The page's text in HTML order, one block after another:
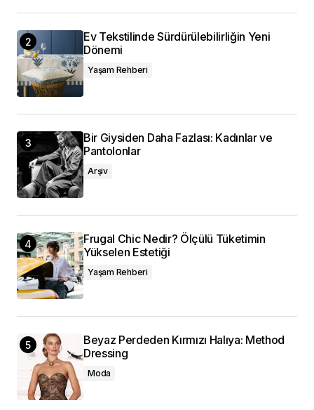
Ev Tekstilinde Sürdürülebilirliğin Yeni
Dönemi
Yaşam Rehberi
Bir Giysiden Daha Fazlası: Kadınlar ve
Pantolonlar
Arşiv
Frugal Chic Nedir? Ölçülü Tüketimin
Yükselen Estetiği
Yaşam Rehberi
Beyaz Perdeden Kırmızı Halıya: Method
Dressing
Moda